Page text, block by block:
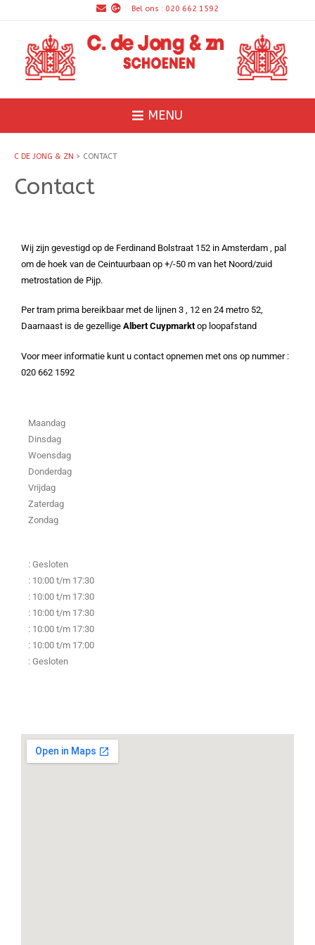
Bel ons : 020 662 1592
MENU
C DE JONG & ZN > CONTACT
Contact
Wij zijn gevestigd op de Ferdinand Bolstraat 152 in Amsterdam , pal
om de hoek van de Ceintuurbaan op +/-50 m van het Noord/zuid
metrostation de Pijp.
Per tram prima bereikbaar met de lijnen 3 , 12 en 24 metro 52,
Daarnaast is de gezellige Albert Cuypmarktop loopafstand
Voor meer informatie kunt u contact opnemen met ons op nummer :
020 662 1592
Maandag
Dinsdag
Woensdag
Donderdag
Vrijdag
Zaterdag
Zondag
: Gesloten
: 10:00 t/m 17:30
: 10:00 t/m 17:30
: 10:00 t/m 17:30
: 10:00 t/m 17:30
: 10:00 t/m 17:00
: Gesloten